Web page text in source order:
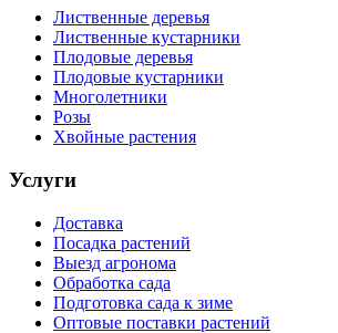
Лиственные деревья
Лиственные кустарники
Плодовые деревья
Плодовые кустарники
Многолетники
Розы
Хвойные растения
Услуги
Доставка
Посадка растений
Выезд агронома
Обработка сада
Подготовка сада к зиме
Оптовые поставки растений